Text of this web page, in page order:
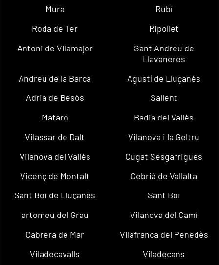
Mura
Rubí
Roda de Ter
Ripollet
Antoni de Vilamajor
Sant Andreu de
Llavaneres
Andreu de la Barca
Agustí de Lluçanès
Adrià de Besòs
Sallent
Mataró
Badia del Vallès
Vilassar de Dalt
Vilanova i la Geltrú
Vilanova del Vallès
Cugat Sesgarrigues
Vicenç de Montalt
Cebrià de Vallalta
Sant Boi de Lluçanès
Sant Boi
artomeu del Grau
Vilanova del Camí
Cabrera de Mar
Vilafranca del Penedès
Viladecavalls
Viladecans